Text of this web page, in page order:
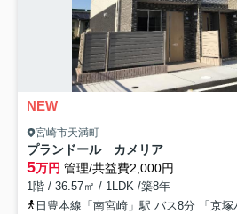
NEW
宮崎市天満町
プランドール カメリア
5万円 管理/共益費2,000円
1階 / 36.57㎡ / 1LDK /築8年
日豊本線「南宮崎」駅 バス8分 「京